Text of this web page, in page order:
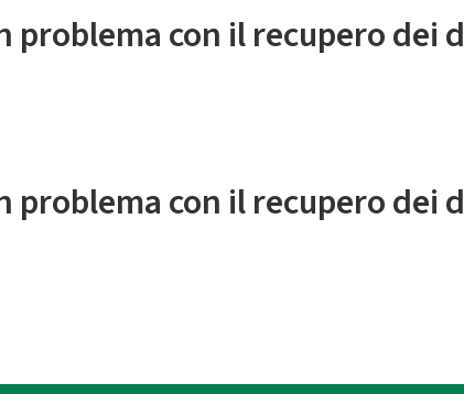
problema con il recupero dei
problema con il recupero dei